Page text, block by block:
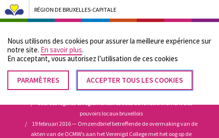
Nous utilisons des cookies pour assurer la meilleure expérience sur
notre site. En savoir plus.
En acceptant, vous autorisez lʼutilisation de ces cookies
PARAMÈTRES ACCEPTER TOUS LES COOKIES
RETIRER
LE
RÉGION DE BRUXELLES-CAPITALE
Bruxelles Pouvoirs Locaux - Aller à la page d'accueil
Menu
Fil
d'Ariane
Accueil
pouvoirs locaux bruxellois
19 februari 2016 — Omzendbrief betreffende de overmaking van de
akten van de OCMW’s aan het Verenigd College met het oog op de